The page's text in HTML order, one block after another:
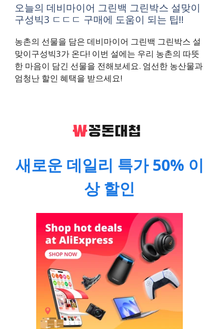
오늘의 데비마이어 그린백 그린박스 설맞이
구성빅3 ㄷㄷㄷ 구매에 도움이 되는 팁!!
농촌의 선물을 담은 데비마이어 그린백 그린박스 설
맞이구성빅3가 온다! 이번 설에는 우리 농촌의 따뜻
한 마음이 담긴 선물을 전해보세요. 엄선한 농산물과
엄청난 할인 혜택을 받으세요!
새로운 데일리 특가 50% 이
상 할인